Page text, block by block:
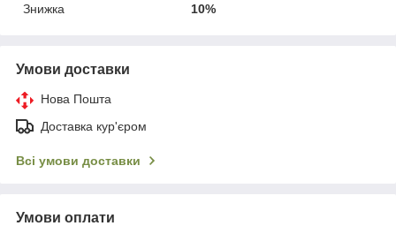
Знижка
10%
Умови доставки
Нова Пошта
Доставка кур'єром
Всі умови доставки
Умови оплати